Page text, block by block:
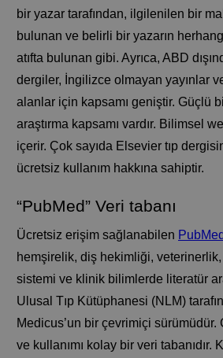
bir yazar tarafından, ilgilenilen bir
bulunan ve belirli bir yazarın
atıfta bulunan gibi. Ayrıca, ABD
dergiler, İngilizce olmayan yayınlar
alanlar için kapsamı geniştir. Güçlü
araştırma kapsamı vardır. Bilimsel
içerir. Çok sayıda Elsevier tıp
ücretsiz kullanım hakkına sahiptir.
“PubMed” Veri tabanı
Ücretsiz erişim sağlanabilen
hemşirelik, diş hekimliği, veterinerlik,
sistemi ve klinik bilimlerde literatür
Ulusal Tıp Kütüphanesi (NLM)
Medicus’un bir çevrimiçi sürümüdür.
ve kullanımı kolay bir veri tabanıdır.